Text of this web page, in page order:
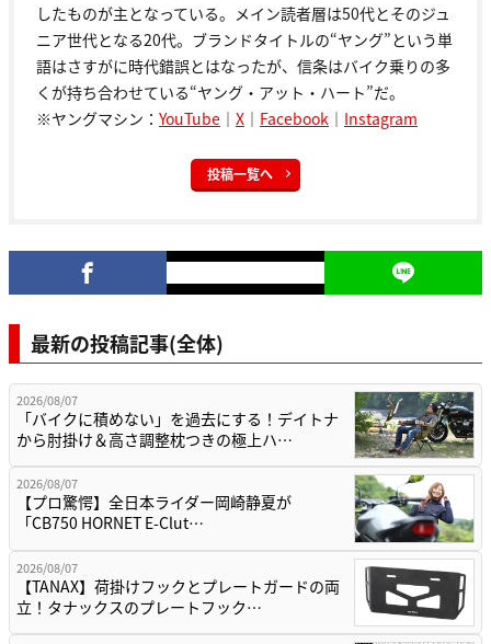
したものが主となっている。メイン読者層は50代とそのジュ
ニア世代となる20代。ブランドタイトルの“ヤング”という単
語はさすがに時代錯誤とはなったが、信条はバイク乗りの多
くが持ち合わせている“ヤング・アット・ハート”だ。
※ヤングマシン： YouTube ｜ X ｜ Facebook ｜ Instagram
投稿一覧へ
最新の投稿記事(全体)
2026/08/07
「バイクに積めない」を過去にする！デイトナ
から肘掛け＆高さ調整枕つきの極上ハ…
2026/08/07
【プロ驚愕】全日本ライダー岡崎静夏が
「CB750 HORNET E-Clut…
2026/08/07
【TANAX】荷掛けフックとプレートガードの両
立！タナックスのプレートフック…